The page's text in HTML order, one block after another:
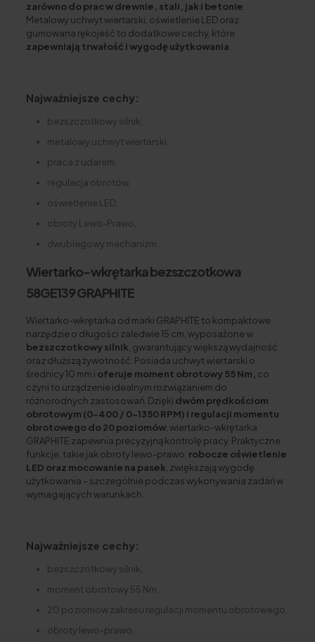
zarówno do prac w drewnie, stali, jak i betonie
Metalowy uchwyt wiertarski, oświetlenie LED oraz
gumowana rękojeść to dodatkowe cechy, które
zapewniają trwałość i wygodę użytkowania
Najważniejsze cechy:
bezszczotkowy silnik,
metalowy uchwyt wiertarski,
praca z udarem,
regulacja obrotów,
oświetlenie LED,
obroty Lewo-Prawo,
dwubiegowy mechanizm.
Wiertarko-wkrętarka bezszczotkowa
58GE139 GRAPHITE
Wiertarko-wkrętarka od marki GRAPHITE to kompaktowe
narzędzie o długości zaledwie 15 cm, wyposażone w
bezszczotkowy silnik , gwarantujący większą wydajność
oraz dłuższą żywotność. Posiada uchwyt wiertarski o
średnicy 10 mm i oferuje moment obrotowy 55 Nm, co
czyni to urządzenie idealnym rozwiązaniem do
różnorodnych zastosowań. Dzięki dwóm prędkościom
obrotowym (0-400 / 0-1350 RPM) i regulacji momentu
obrotowego do 20 poziomów, wiertarko-wkrętarka
GRAPHITE zapewnia precyzyjną kontrolę pracy. Praktyczne
funkcje, takie jak obroty lewo-prawo, robocze oświetlenie
LED oraz mocowanie na pasek , zwiększają wygodę
użytkowania – szczególnie podczas wykonywania zadań w
wymagających warunkach.
Najważniejsze cechy:
bezszczotkowy silnik,
moment obrotowy 55 Nm,
20 poziomów zakresu regulacji momentu obrotowego,
obroty lewo-prawo,